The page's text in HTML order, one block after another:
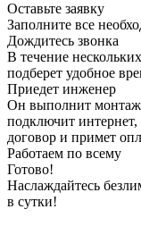
Оставьте заявку
Заполните все
Дождитесь звонка
В течение
подберет удобное
Приедет инженер
Он выполнит монтаж
подключит интернет,
договор и примет
Работаем по всему
Готово!
Наслаждайтесь
в сутки!